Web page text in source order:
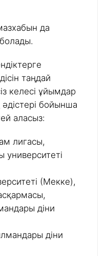
да
таңдай
келесі ұйымдар
бойынша
аласыз:
лигасы,
(Мекке),
діни
діни